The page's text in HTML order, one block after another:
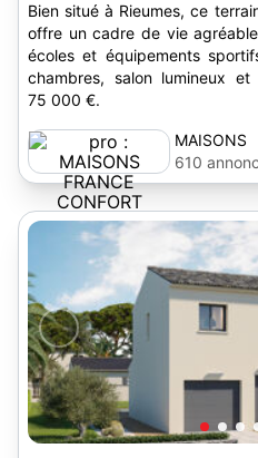
Bien situé à Rieumes, ce
offre un cadre de vie
écoles et équipements
chambres, salon lumineux
75 000 €.
MAISONS
FRANCE
CONFORT
610